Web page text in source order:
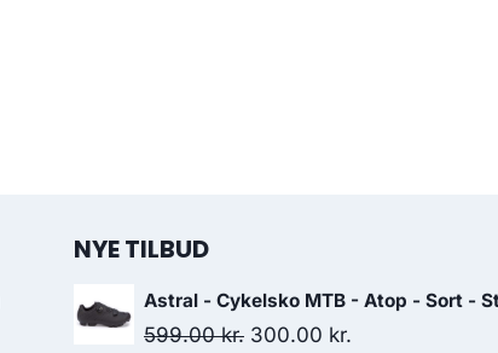
NYE TILBUD
Astral - Cykelsko MTB - Atop - Sort -
599.00kr. Original
300.00 kr.